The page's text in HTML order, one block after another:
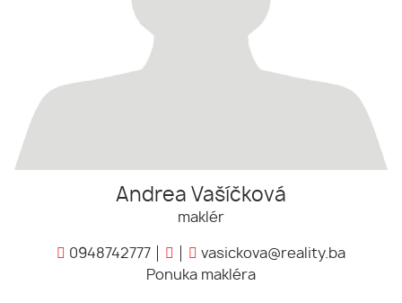
Andrea Vašíčková
maklér
0948742777
vasickova@reality.ba
Ponuka makléra